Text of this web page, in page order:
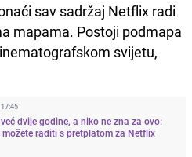
sav sadržaj Netflix radi
mapama. Postoji podmapa
svijetu,
dvije godine, a niko ne zna za ovo:
možete raditi s pretplatom za Netflix